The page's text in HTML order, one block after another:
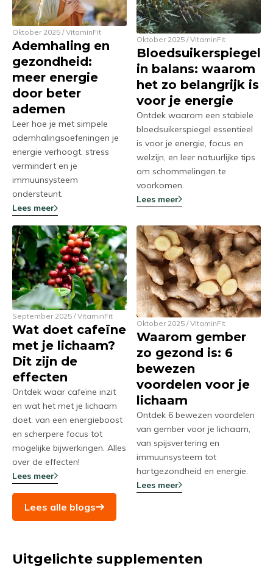
Oktober 2025 / VitaminFit
Ademhaling en
gezondheid:
meer energie
door beter
ademen
Leer hoe je met simpele
ademhalingsoefeningen je
energie verhoogt, stress
vermindert en je
immuunsysteem
ondersteunt.
Lees meer
Oktober 2025 / VitaminFit
Bloedsuikerspiegel
in balans: waarom
het zo belangrijk is
voor je energie
Ontdek waarom een stabiele
bloedsuikerspiegel essentieel
is voor je energie, focus en
welzijn, en leer natuurlijke tips
om schommelingen te
voorkomen.
Lees meer
September 2025 / VitaminFit
Wat doet cafeïne
met je lichaam?
Dit zijn de
effecten
Ontdek waar cafeïne inzit
en wat het met je lichaam
doet: van een energieboost
en scherpere focus tot
mogelijke bijwerkingen. Alles
over de effecten!
Lees meer
Oktober 2025 / VitaminFit
Waarom gember
zo gezond is: 6
bewezen
voordelen voor je
lichaam
Ontdek 6 bewezen voordelen
van gember voor je lichaam,
van spijsvertering en
immuunsysteem tot
hartgezondheid en energie.
Lees meer
Lees alle blogs
Uitgelichte supplementen